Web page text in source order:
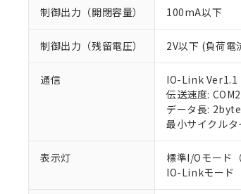
制御出力（開閉容量） 100mA以下
制御出力（残留電圧） 2V以下 (負荷
通信
IO-Link Ver1.1
伝送速度:
データ長:
最小サイクル
表示灯
標準I/Oモード
IO-Linkモード
対
対
調
非
仕